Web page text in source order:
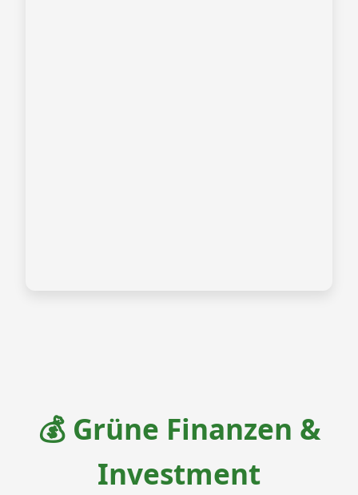
💰 Grüne Finanzen &
Investment